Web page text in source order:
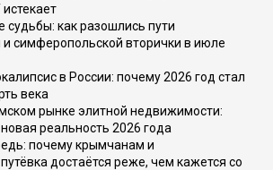
как разошлись пути
и симферопольской вторички в июле
в России: почему 2026 год стал
века
рынке элитной недвижимости:
реальность 2026 года
почему крымчанам и
достаётся реже, чем кажется со